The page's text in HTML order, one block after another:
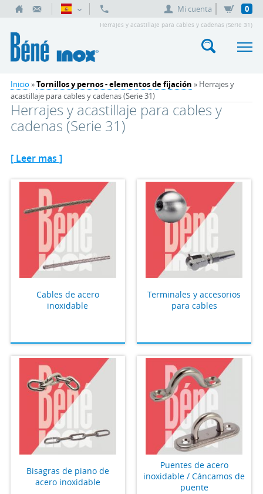
Mi cuenta 0
Herrajes y acastillaje para cables y cadenas (Serie 31)
Inicio »Tornillos y pernos - elementos de fijación » Herrajes y
acastillaje para cables y cadenas (Serie 31)
Herrajes y acastillaje para cables y
cadenas (Serie 31)
[ Leer mas ]
Cables de acero
inoxidable
Terminales y accesorios
para cables
Bisagras de piano de
acero inoxidable
Puentes de acero
inoxidable / Cáncamos de
puente